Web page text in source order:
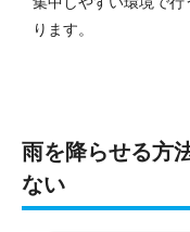
ります。
雨を降らせる方
ない